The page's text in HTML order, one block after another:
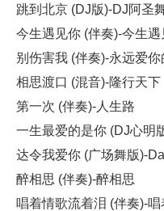
跳到北京 (DJ版)-DJ阿圣
今生遇见你 (伴奏)-今生遇
别伤害我 (伴奏)-永远爱你
相思渡口 (混音)-隆行天下
第一次 (伴奏)-人生路
一生最爱的是你 (DJ心明
达令我爱你 (广场舞版)-
醉相思 (伴奏)-醉相思
唱着情歌流着泪 (伴奏)-